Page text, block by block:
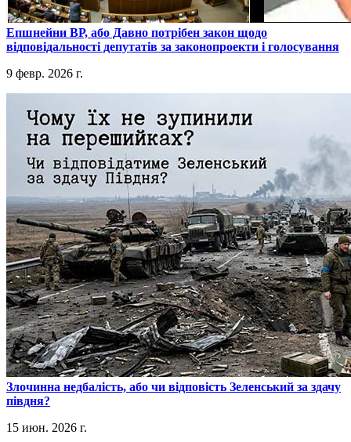
​Епшнейни ВР, або Давно потрібен закон щодо
відповідальності депутатів за законопроекти і голосування
9 февр. 2026 г.
​Злочинна недбалість, або чи відповість Зеленський за здачу
півдня?
15 июн. 2026 г.